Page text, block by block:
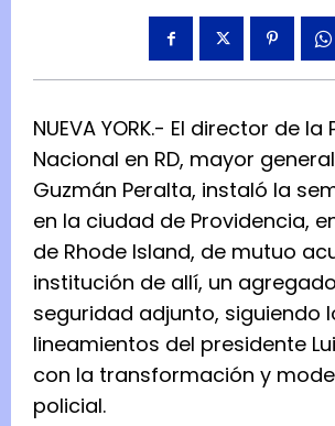
NUEVA YORK.- El director de la
Nacional en RD, mayor
Guzmán Peralta, instaló la
en la ciudad de Providencia,
de Rhode Island, de mutuo
institución de allí, un
seguridad adjunto, siguiendo
lineamientos del presidente
con la transformación y
policial.